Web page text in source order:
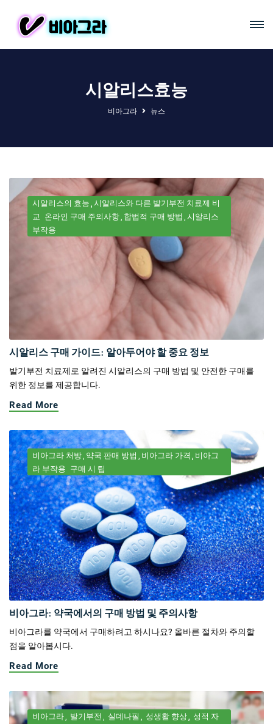
시알리스효능
비아그라 뉴스
시알리스의 효능 시알리스와 다른 발기부전 치료제 비
교 온라인 구매 주의사항 합법적 구매 방법 시알리스
부작용
시알리스 구매 가이드: 알아두어야 할 중요 정보
발기부전 치료제로 알려진 시알리스의 구매 방법 및 안전한 구매를
위한 정보를 제공합니다.
Read More
비아그라 처방 약국 판매 방법 비아그라 가격
비아그
라 부작용 구매 시 팁
비아그라: 약국에서의 구매 방법 및 주의사항
비아그라를 약국에서 구매하려고 하시나요? 올바른 절차와 주의할
점을 알아봅시다.
Read More
비아그라 발기부전 실데나필 성생활 향상
성적 자